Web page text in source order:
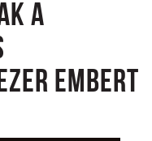
a
embert